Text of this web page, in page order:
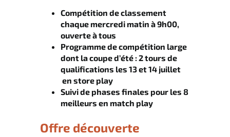
Compétition de classement
chaque mercredi matin à 9h00,
ouverte à tous
Programme de compétition large
dont la coupe d’été : 2 tours de
qualifications les 13 et 14 juillet
en store play
Suivi de phases finales pour les 8
meilleurs en match play
Offre découverte